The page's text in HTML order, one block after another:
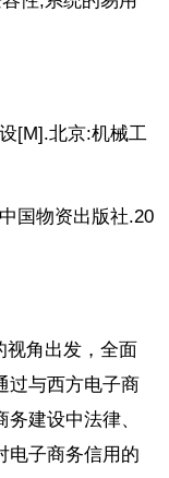
[M].北京:机械工
国物资出版社.20
视角出发，全面
过与西方电子商
建设中法律、
电子商务信用的